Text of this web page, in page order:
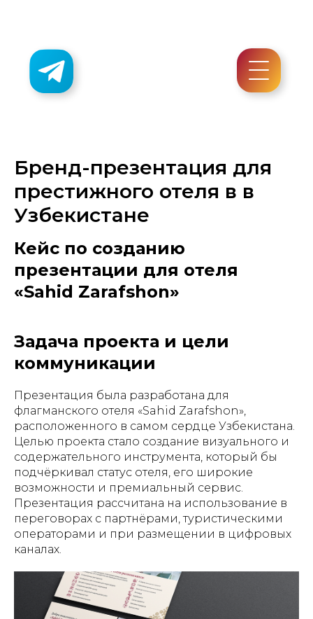
Бренд-презентация для
престижного отеля в в
Узбекистане
Кейс по созданию
презентации для отеля
«Sahid Zarafshon»
Задача проекта и цели
коммуникации
Презентация была разработана для
флагманского отеля «Sahid Zarafshon»,
расположенного в самом сердце Узбекистана.
Целью проекта стало создание визуального и
содержательного инструмента, который бы
подчёркивал статус отеля, его широкие
возможности и премиальный сервис.
Презентация рассчитана на использование в
переговорах с партнёрами, туристическими
операторами и при размещении в цифровых
каналах.